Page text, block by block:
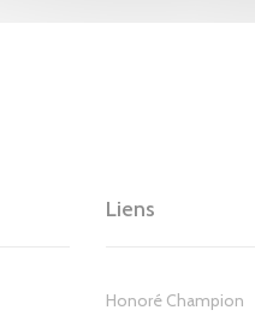
Liens
Honoré Champion